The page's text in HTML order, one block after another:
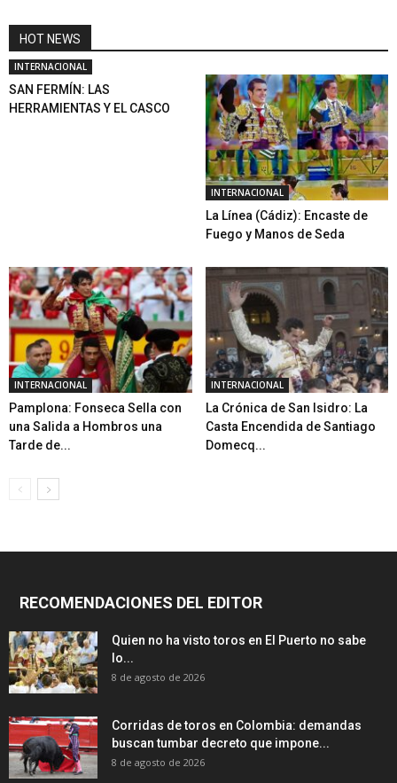
HOT NEWS
INTERNACIONAL
SAN FERMÍN: LAS
HERRAMIENTAS Y EL CASCO
INTERNACIONAL
La Línea (Cádiz): Encaste de
Fuego y Manos de Seda
INTERNACIONAL
Pamplona: Fonseca Sella con
una Salida a Hombros una
Tarde de...
INTERNACIONAL
La Crónica de San Isidro: La
Casta Encendida de Santiago
Domecq...
RECOMENDACIONES DEL EDITOR
Quien no ha visto toros en El Puerto no sabe
lo...
8 de agosto de 2026
Corridas de toros en Colombia: demandas
buscan tumbar decreto que impone...
8 de agosto de 2026